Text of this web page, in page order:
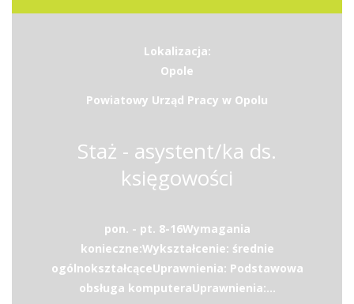
Lokalizacja:
Opole
Powiatowy Urząd Pracy w Opolu
Staż - asystent/ka ds.
księgowości
pon. - pt. 8-16Wymagania
konieczne:Wykształcenie: średnie
ogólnokształcąceUprawnienia: Podstawowa
obsługa komputeraUprawnienia:...